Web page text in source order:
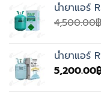
น้ำยาแอร์
4,500.00฿
น้ำยาแอร์
5,200.00